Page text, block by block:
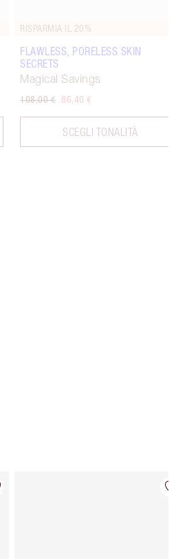
RISPARMIA IL 20%
FLAWLESS, PORELESS SKIN
SECRETS
Magical Savings
108,00 € 86,40 €
SCEGLI TONALITÀ
Articolo 5 di